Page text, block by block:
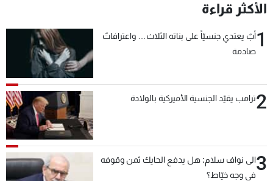
الأكثر قراءة
1أبٌ يعتدي جنسيّاً على بناته الثلاث… واعترافاتٌ
صادمة
2ترامب يقيّد الجنسية الأميركية بالولادة
3الى نواف سلام: هل يدفع الحايك ثمن وقوفه
في وجه خيّاط؟